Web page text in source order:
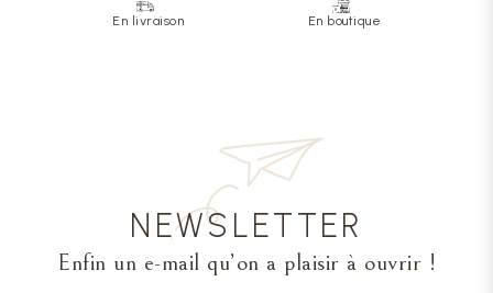
En livraison En boutique
NEWSLETTER
Enfin un e-mail qu’on a plaisir à ouvrir !